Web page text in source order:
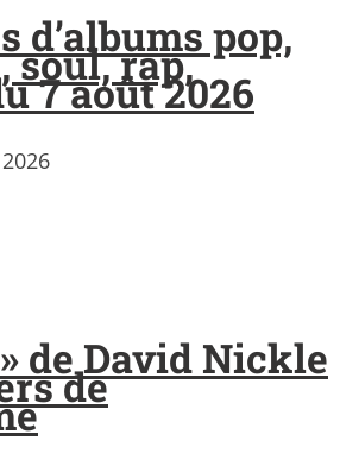
d’albums pop,
soul, rap,
7 août 2026
de David Nickle
de